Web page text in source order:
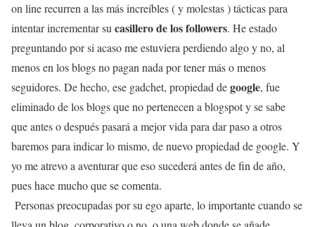
on line recurren a las más increíbles ( y molestas ) tácticas para
intentar incrementar su casillero de los followers. He estado
preguntando por si acaso me estuviera perdiendo algo y no, al
menos en los blogs no pagan nada por tener más o menos
seguidores. De hecho, ese gadchet, propiedad degoogle, fue
eliminado de los blogs que no pertenecen a blogspot y se sabe
que antes o después pasará a mejor vida para dar paso a otros
baremos para indicar lo mismo, de nuevo propiedad de google. Y
yo me atrevo a aventurar que eso sucederá antes de fin de año,
pues hace mucho que se comenta.
Personas preocupadas por su ego aparte, lo importante cuando se